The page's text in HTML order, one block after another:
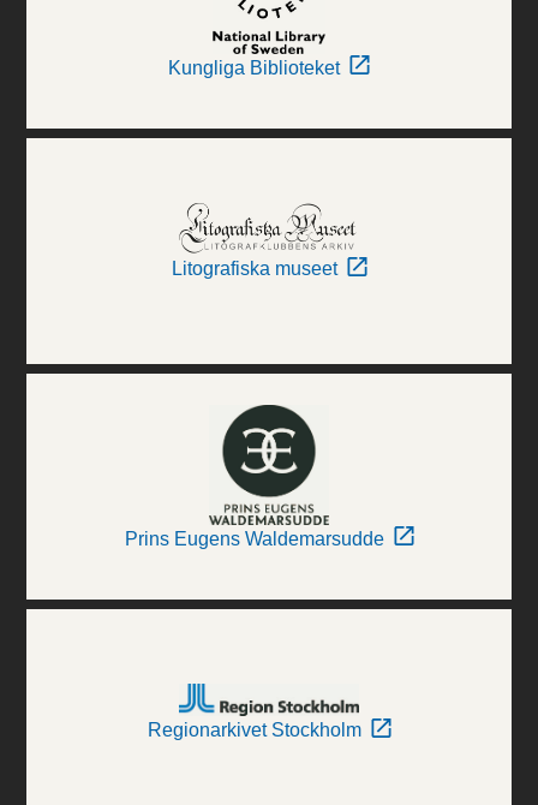
Kungliga Biblioteket
Litografiska museet
Prins Eugens Waldemarsudde
Regionarkivet Stockholm